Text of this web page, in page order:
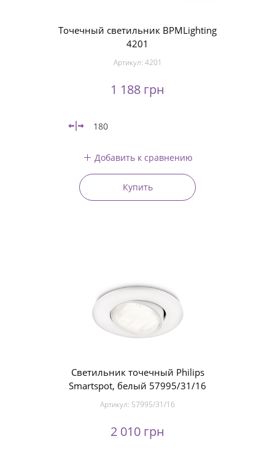
Точечный светильник BPMLighting
4201
Артикул: 4201
1 188 грн
180
Добавить к сравнению
Купить
Светильник точечный Philips
Smartspot, белый 57995/31/16
Артикул: 57995/31/16
2 010 грн